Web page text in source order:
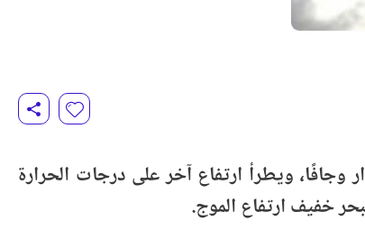
وجافًا، ويطرأ ارتفاع آخر على درجات الحرارة